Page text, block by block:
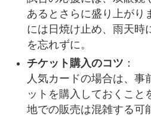
あるとさらに盛り上がり
には日焼け止め、雨天時
を忘れずに。
チケット購入のコツ ：
人気カードの場合は、事
ットを購入しておくこと
地での販売は混雑する可